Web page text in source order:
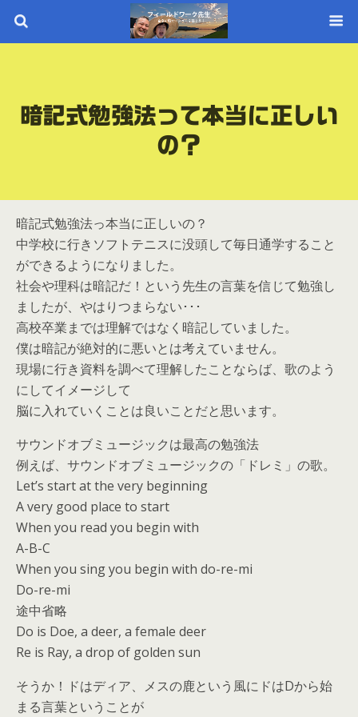
暗記式勉強法って本当に正しい
の？
暗記式勉強法っ本当に正しいの？
中学校に行きソフトテニスに没頭して毎日通学すること
ができるようになりました。
社会や理科は暗記だ！という先生の言葉を信じて勉強し
ましたが、やはりつまらない･･･
高校卒業までは理解ではなく暗記していました。
僕は暗記が絶対的に悪いとは考えていません。
現場に行き資料を調べて理解したことならば、歌のよう
にしてイメージして
脳に入れていくことは良いことだと思います。
サウンドオブミュージックは最高の勉強法
例えば、サウンドオブミュージックの「ドレミ」の歌。
Let’s start at the very beginning
A very good place to start
When you read you begin with
A-B-C
When you sing you begin with do-re-mi
Do-re-mi
途中省略
Do is Doe, a deer, a female deer
Re is Ray, a drop of golden sun
そうか！ドはディア、メスの鹿という風にドはDから始
まる言葉ということが